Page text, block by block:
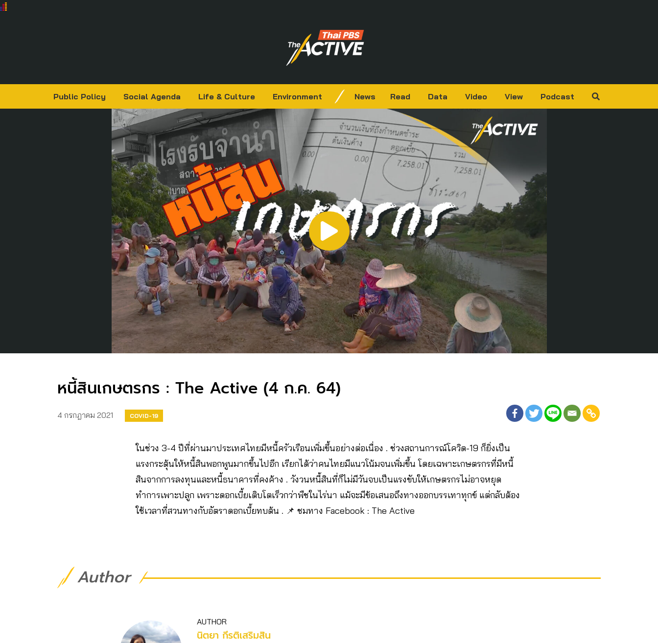
Public Policy Social Agenda Life & Culture Environment News Read Data Video View Podcast
หนี้สินเกษตรกร : The Active (4 ก.ค. 64)
4 กรกฎาคม 2021 COVID-19
ในช่วง 3-4 ปีที่ผ่านมาประเทศไทยมีหนี้ครัวเรือนเพิ่มขึ้นอย่างต่อเนื่อง . ช่วงสถานการณ์โควิด-19 ก็ยิ่งเป็น
แรงกระตุ้นให้หนี้สินพอกพูนมากขึ้นไปอีก เรียกได้ว่าคนไทยมีแนวโน้มจนเพิ่มขึ้น โดยเฉพาะเกษตรกรที่มีหนี้
สินจากการลงทุนและหนี้ธนาคารที่คงค้าง . วังวนหนี้สินที่ก็ไม่มีวันจบเป็นแรงขับให้เกษตรกรไม่อาจหยุด
ทำการเพาะปลูก เพราะดอกเบี้ยเติบโตเร็วกว่าพืชในไร่นา แม้จะมีข้อเสนอถึงทางออกบรรเทาทุกข์ แต่กลับต้อง
ใช้เวลาที่สวนทางกับอัตราดอกเบี้ยทบต้น . 📌 ชมทาง Facebook : The Active
Author
AUTHOR
นิตยา กีรติเสริมสิน